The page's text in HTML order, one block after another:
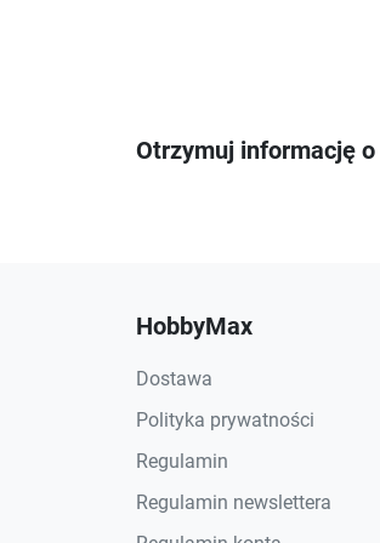
Otrzymuj informację
HobbyMax
Dostawa
Polityka prywatności
Regulamin
Regulamin newslettera